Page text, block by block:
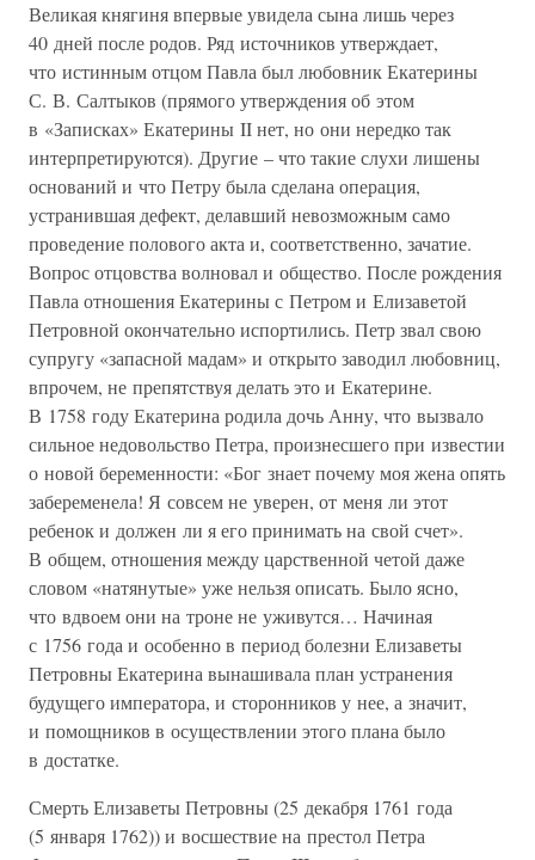
Великая княгиня впервые увидела сына лишь через
40 дней после родов. Ряд источников утверждает,
что истинным отцом Павла был любовник Екатерины
С. В. Салтыков (прямого утверждения об этом
в «Записках» Екатерины II нет, но они нередко так
интерпретируются). Другие – что такие слухи лишены
оснований и что Петру была сделана операция,
устранившая дефект, делавший невозможным само
проведение полового акта и, соответственно, зачатие.
Вопрос отцовства волновал и общество. После рождения
Павла отношения Екатерины с Петром и Елизаветой
Петровной окончательно испортились. Петр звал свою
супругу «запасной мадам» и открыто заводил любовниц,
впрочем, не препятствуя делать это и Екатерине.
В 1758 году Екатерина родила дочь Анну, что вызвало
сильное недовольство Петра, произнесшего при известии
о новой беременности: «Бог знает почему моя жена опять
забеременела! Я совсем не уверен, от меня ли этот
ребенок и должен ли я его принимать на свой счет».
В общем, отношения между царственной четой даже
словом «натянутые» уже нельзя описать. Было ясно,
что вдвоем они на троне не уживутся… Начиная
с 1756 года и особенно в период болезни Елизаветы
Петровны Екатерина вынашивала план устранения
будущего императора, и сторонников у нее, а значит,
и помощников в осуществлении этого плана было
в достатке.
Смерть Елизаветы Петровны (25 декабря 1761 года
(5 января 1762)) и восшествие на престол Петра